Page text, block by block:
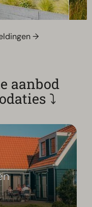
→
aanbod
⤵